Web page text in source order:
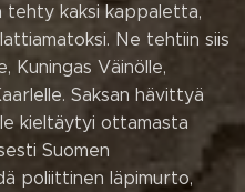
tehty kaksi kappaletta,
Ne tehtiin siis
Kuningas Väinölle,
Saksan hävittyä
kieltäytyi ottamasta
Suomen
poliittinen läpimurto,